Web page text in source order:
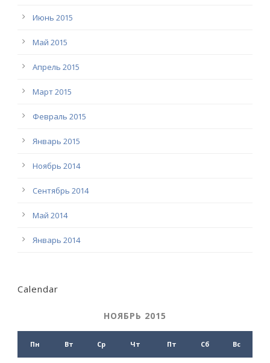
Июнь 2015
Май 2015
Апрель 2015
Март 2015
Февраль 2015
Январь 2015
Ноябрь 2014
Сентябрь 2014
Май 2014
Январь 2014
Calendar
НОЯБРЬ 2015
Пн Вт Ср Чт Пт Сб Вс